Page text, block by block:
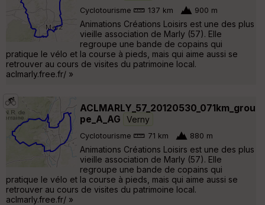
Cyclotourisme 137 km 900 m
Animations Créations Loisirs est une des plus
vieille association de Marly (57). Elle
regroupe une bande de copains qui
pratique le vélo et la course à pieds, mais qui aime aussi se
retrouver au cours de visites du patrimoine local.
aclmarly.free.fr/ »
ACLMARLY_57_20120530_071km_grou
pe_A_AG
Verny
Cyclotourisme 71 km 880 m
Animations Créations Loisirs est une des plus
vieille association de Marly (57). Elle
regroupe une bande de copains qui
pratique le vélo et la course à pieds, mais qui aime aussi se
retrouver au cours de visites du patrimoine local.
aclmarly.free.fr/ »